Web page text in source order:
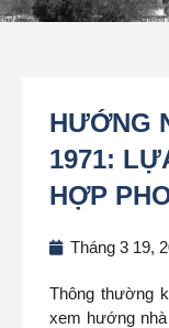
HƯỚNG
1971:
HỢP
Tháng 3 19,
Thông thường
xem hướng